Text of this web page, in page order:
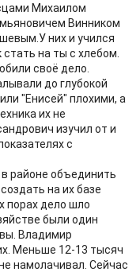
Михаилом
Винником
них и учился
на ты с хлебом.
своё дело.
до глубокой
"Енисей" плохими, а
их не
изучил от и
с
районе объединить
на их базе
порах дело шло
были один
Владимир
Меньше 12-13 тысяч
намолачивал. Сейчас